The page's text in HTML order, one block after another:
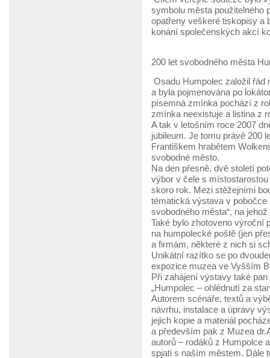
symbolu města použitelného
opatřeny veškeré tiskopisy a
konání společenských akcí
200 let svobodného města
Osadu Humpolec založil řád
a byla pojmenována po
písemná zmínka pochází z
zmínka neexistuje a listina z
A tak v letošním roce 2007
jubileum. Je tomu právě 200
Františkem hrabětem
svobodné město.
Na den přesně, dvě století
výbor v čele s
skoro rok. Mezi stěžejními
tématická výstava v pobočce
svobodného města“, na
Také bylo zhotoveno výroční
na humpolecké poště (jen
a firmám, některé z nich si
Unikátní razítko se po
expozice muzea ve Vyšším
Při zahájení výstavy také
„Humpolec – ohlédnutí za
Autorem scénáře, textů a
návrhu, instalace a úpravy
jejich kopie a materiál
a především pak z Muzea
autorů – rodáků z Humpolce
spjati s naším městem. Dále